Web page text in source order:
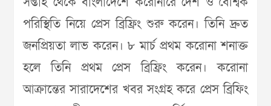
পরিস্থিতি নিয়ে প্রেস ব্রিফ্রিং শুরু করেন। তিনি দ্রুত
জনপ্রিয়তা লাভ করেন। ৮ মার্চ প্রথম করোনা শনাক্ত
হলে তিনি প্রথম প্রেস ব্রিফ্রিং করেন। করোনা
আক্রান্তের সারাদেশের খবর সংগ্রহ করে প্রেস ব্রিফিং